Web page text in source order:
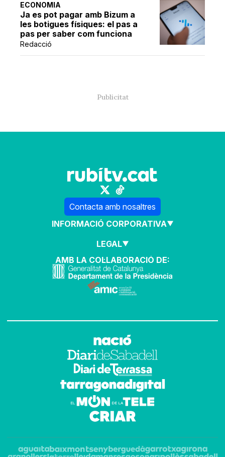
ECONOMIA
Ja es pot pagar amb Bizum a
les botigues físiques: el pas a
pas per saber com funciona
Redacció
Contacta amb nosaltres
INFORMACIÓ CORPORATIVA
LEGAL
AMB LA COL·LABORACIÓ DE: